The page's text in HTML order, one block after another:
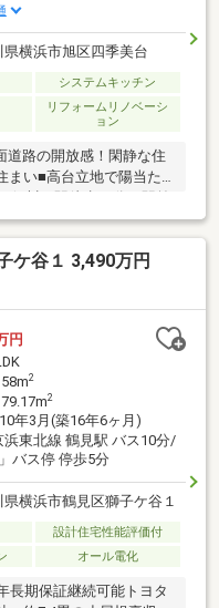
県横浜市旭区四季美台
システムキッチン
リフォームリノベーシ
ョン
路の開放感！閑静な住
まい■高台立地で陽当た
俣川」駅徒歩15分、駅前
す■コンパクトながら動
ンを採用！出し入れも楽
豊かな住環境、穏やか
（車種によります）ご見
821-930 】
ケ谷１ 3,490万円
円
2
2
年3月(築16年6ヶ月)
浜東北線 鶴見駅 バス10分/
バス停 停歩5分
県横浜市鶴見区獅子ケ谷１
設計住宅性能評価付
オール電化
長期保証継続可能トヨタ